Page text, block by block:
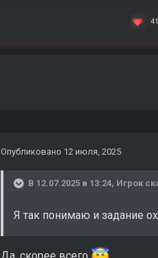
41
Опубликовано 12 июля, 2025
В 12.07.2025 в 13:24, Игрок
Я так понимаю и задание